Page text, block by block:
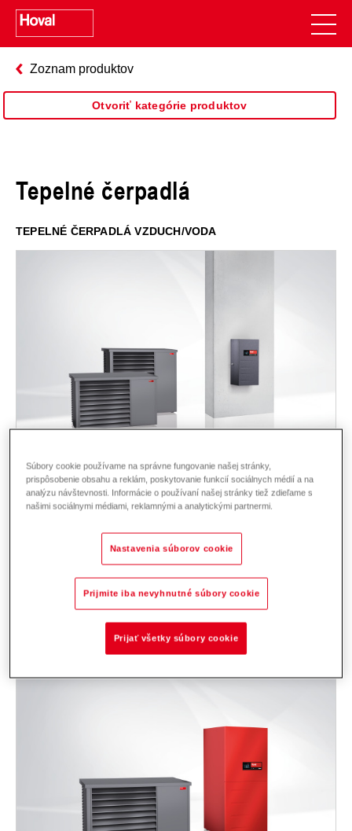
Zoznam produktov
Otvoriť kategórie produktov
Tepelné čerpadlá
TEPELNÉ ČERPADLÁ VZDUCH/VODA
Belaria pro comfort (8-15)
Priekopnícke monoblokové tepelné čerpadlo na vykurovanie a
chladenie a na výrobu teplej vody. Vonkajšia inštalácia, prevádzkový
Oblasť použitia:: rodinný dom, dvojdom - pre Novostavby a
Na stiahnutieSystémové technológie
Súbory cookie používame na správne fungovanie našej stránky,
prispôsobenie obsahu a reklám, poskytovanie funkcií sociálnych médií a na
analýzu návštevnosti. Informácie o používaní našej stránky tiež zdieľame s
našimi sociálnymi médiami, reklamnými a analytickými partnermi.
Nastavenia súborov cookie
Prijmite iba nevyhnutné súbory cookie
Prijať všetky súbory cookie